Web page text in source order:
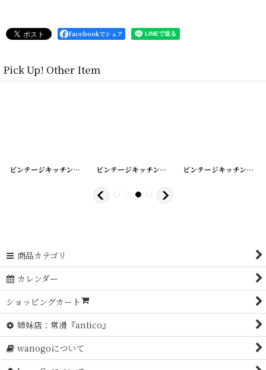
Facebookでシェア
Pick Up! Other Item
] [210910-9 ]
ビンテージキッチンクロス/リメイクパンツ [210910-8 ]
ビンテージキッチンクロス/リメイクパンツ [ ビンテージキッチンクロス/リメイクパンツ
商品カテゴリ
カレンダー
ショッピングカート
姉妹店：常滑『antico』
wanogoについて